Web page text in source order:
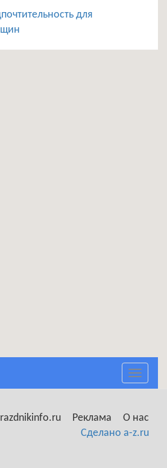
для
Toggle
Реклама
О нас
Сделано a-z.ru